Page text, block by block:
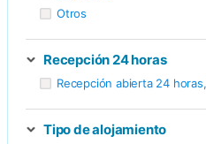
Otros
Recepción 24 horas
Recepción abierta 24
Tipo de alojamiento